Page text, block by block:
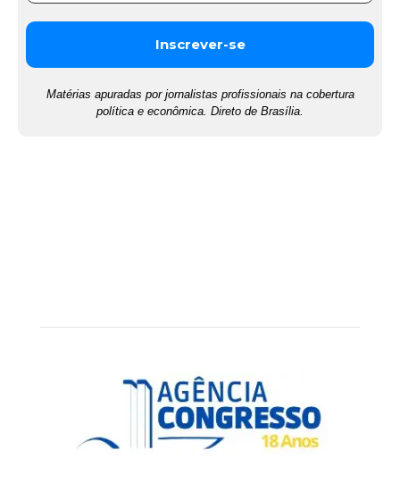
Matérias apuradas por jornalistas profissionais na cobertura
política e econômica. Direto de Brasília.